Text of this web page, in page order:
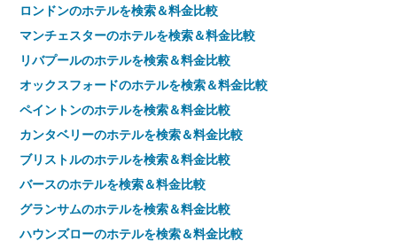
ロンドンのホテルを検索＆料金比較
マンチェスターのホテルを検索＆料金比較
リバプールのホテルを検索＆料金比較
オックスフォードのホテルを検索＆料金比較
ペイントンのホテルを検索＆料金比較
カンタベリーのホテルを検索＆料金比較
ブリストルのホテルを検索＆料金比較
バースのホテルを検索＆料金比較
グランサムのホテルを検索＆料金比較
ハウンズローのホテルを検索＆料金比較